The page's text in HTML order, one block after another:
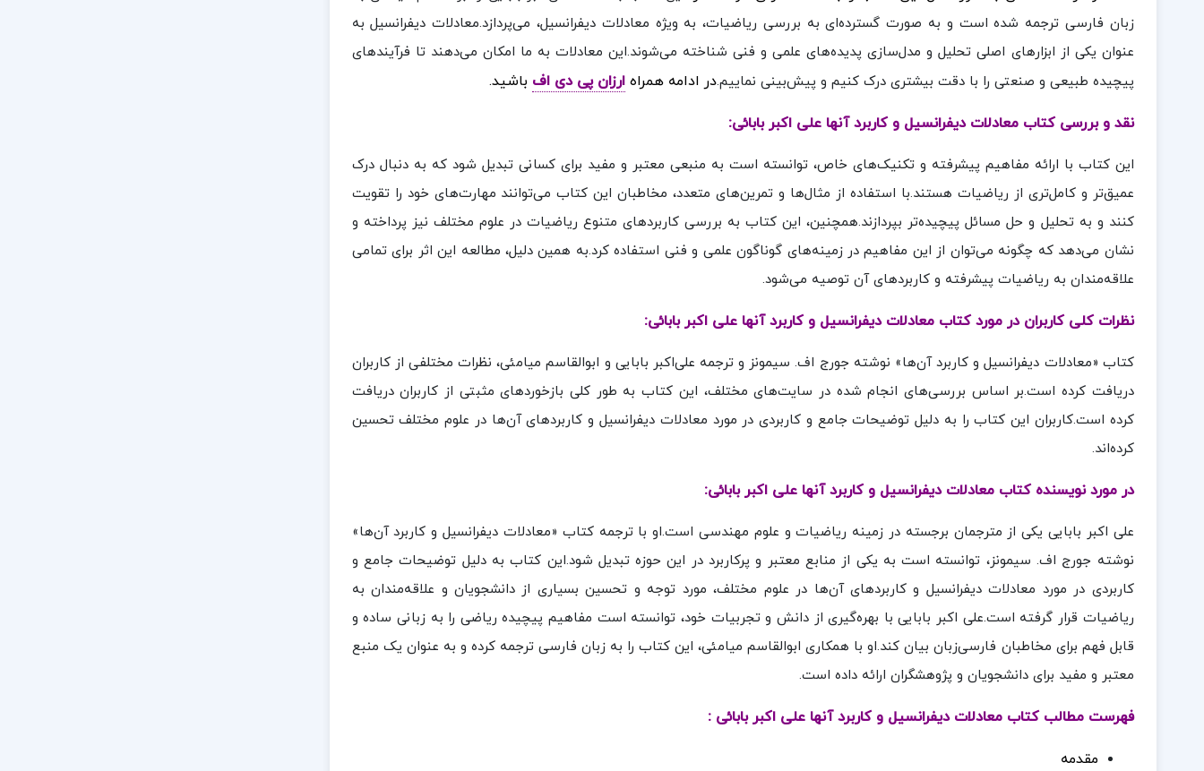
زبان فارسی ترجمه شده است و به صورت گسترده‌ای به بررسی ریاضیات، به ویژه معادلات دیفرانسیل، می‌پردازد.معادلات دیفرانسیل به
عنوان یکی از ابزارهای اصلی تحلیل و مدل‌سازی پدیده‌های علمی و فنی شناخته می‌شوند.این معادلات به ما امکان می‌دهند تا فرآیندهای
پیچیده طبیعی و صنعتی را با دقت بیشتری درک کنیم و پیش‌بینی نماییم.در ادامه همراهارزان پی دی اف باشید.
نقد و بررسی کتاب معادلات دیفرانسیل و کاربرد آنها علی اکبر بابائی:
این کتاب با ارائه مفاهیم پیشرفته و تکنیک‌های خاص، توانسته است به منبعی معتبر و مفید برای کسانی تبدیل شود که به دنبال درک
عمیق‌تر و کامل‌تری از ریاضیات هستند.با استفاده از مثال‌ها و تمرین‌های متعدد، مخاطبان این کتاب می‌توانند مهارت‌های خود را تقویت
کنند و به تحلیل و حل مسائل پیچیده‌تر بپردازند.همچنین، این کتاب به بررسی کاربردهای متنوع ریاضیات در علوم مختلف نیز پرداخته و
نشان می‌دهد که چگونه می‌توان از این مفاهیم در زمینه‌های گوناگون علمی و فنی استفاده کرد.به همین دلیل، مطالعه این اثر برای تمامی
علاقه‌مندان به ریاضیات پیشرفته و کاربردهای آن توصیه می‌شود.
نظرات کلی کاربران در مورد کتاب معادلات دیفرانسیل و کاربرد آنها علی اکبر بابائی:
کتاب «معادلات دیفرانسیل و کاربرد آن‌ها» نوشته جورج اف. سیمونز و ترجمه علی‌اکبر بابایی و ابوالقاسم میامئی، نظرات مختلفی از کاربران
دریافت کرده است.بر اساس بررسی‌های انجام شده در سایت‌های مختلف، این کتاب به طور کلی بازخوردهای مثبتی از کاربران دریافت
کرده است.کاربران این کتاب را به دلیل توضیحات جامع و کاربردی در مورد معادلات دیفرانسیل و کاربردهای آن‌ها در علوم مختلف تحسین
کرده‌اند.
در مورد نویسنده کتاب معادلات دیفرانسیل و کاربرد آنها علی اکبر بابائی:
علی اکبر بابایی یکی از مترجمان برجسته در زمینه ریاضیات و علوم مهندسی است.او با ترجمه کتاب «معادلات دیفرانسیل و کاربرد آن‌ها»
نوشته جورج اف. سیمونز، توانسته است به یکی از منابع معتبر و پرکاربرد در این حوزه تبدیل شود.این کتاب به دلیل توضیحات جامع و
کاربردی در مورد معادلات دیفرانسیل و کاربردهای آن‌ها در علوم مختلف، مورد توجه و تحسین بسیاری از دانشجویان و علاقه‌مندان به
ریاضیات قرار گرفته است.علی اکبر بابایی با بهره‌گیری از دانش و تجربیات خود، توانسته است مفاهیم پیچیده ریاضی را به زبانی ساده و
قابل فهم برای مخاطبان فارسی‌زبان بیان کند.او با همکاری ابوالقاسم میامئی، این کتاب را به زبان فارسی ترجمه کرده و به عنوان یک منبع
معتبر و مفید برای دانشجویان و پژوهشگران ارائه داده است.
فهرست مطالب کتاب معادلات دیفرانسیل و کاربرد آنها علی اکبر بابائی :
مقدمه